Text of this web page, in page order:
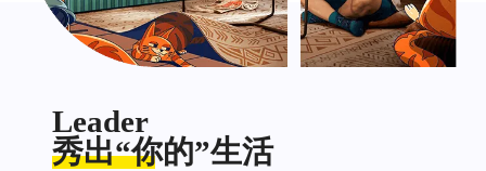
Leader
秀出“你的”生活